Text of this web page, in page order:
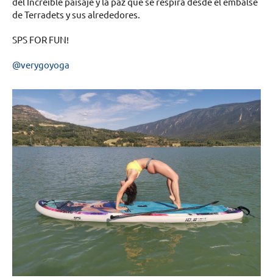
de Terradets y sus alrededores.
SPS FOR FUN!
@verygoyoga